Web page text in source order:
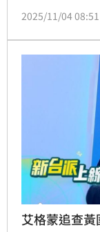
節目《新台灣
為竄改紀錄以
2025/11/04 08:51
艾格蒙追查